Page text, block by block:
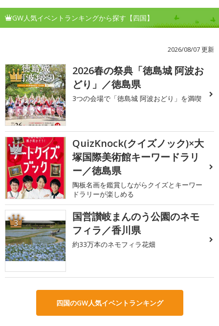
GW人気イベントランキングから探す【四国】
2026/08/07 更新
1
2026春の祭典「徳島城 阿波お
どり」／徳島県
3つの会場で「徳島城 阿波おどり」を満喫
2
QuizKnock(クイズノック)×大
塚国際美術館キーワードラリ
ー／徳島県
陶板名画を鑑賞しながらクイズとキーワー
ドラリーが楽しめる
3
国営讃岐まんのう公園のネモ
フィラ／香川県
約33万本のネモフィラ花畑
四国のGW人気イベントランキング